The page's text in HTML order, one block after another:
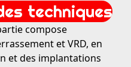
techniques
compose
etVRD, en
et des implantations